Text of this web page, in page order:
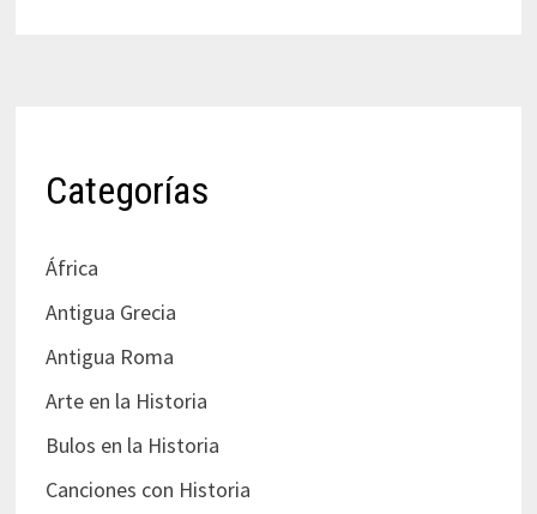
Categorías
África
Antigua Grecia
Antigua Roma
Arte en la Historia
Bulos en la Historia
Canciones con Historia